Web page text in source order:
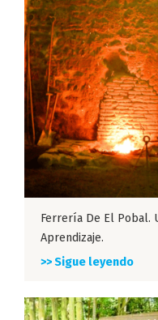
Ferrería De El Pobal.
Aprendizaje.
>> Sigue leyendo